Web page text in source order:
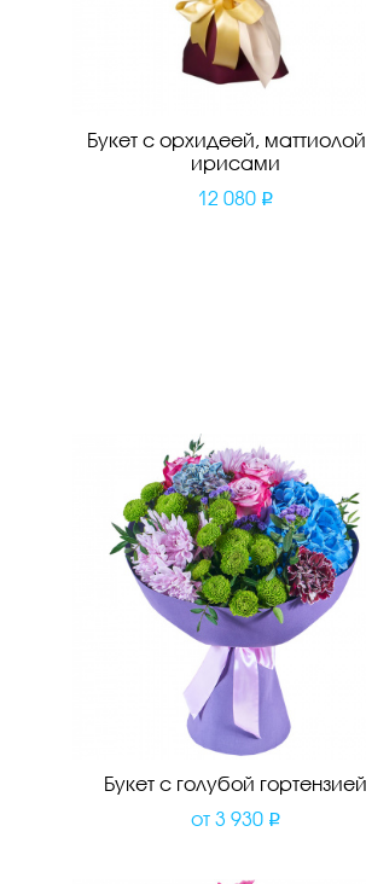
Букет с орхидеей,
ирисами
12 080
Букет с голубой гортензией
от 3 930